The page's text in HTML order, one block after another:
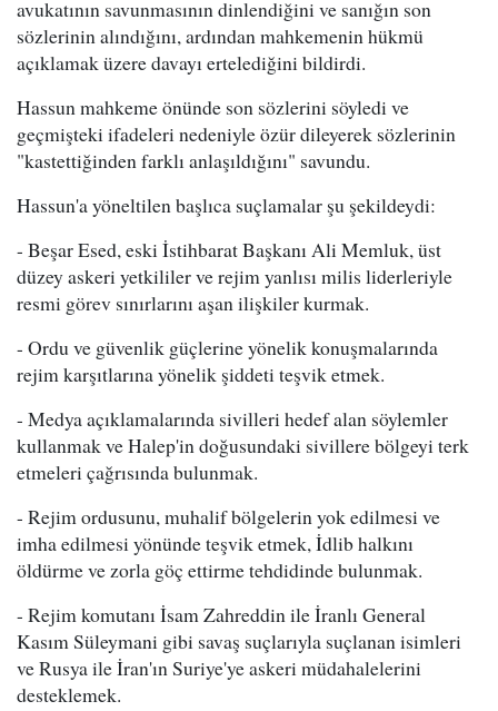
avukatının savunmasının dinlendiğini ve sanığın son
sözlerinin alındığını, ardından mahkemenin hükmü
açıklamak üzere davayı ertelediğini bildirdi.
Hassun mahkeme önünde son sözlerini söyledi ve
geçmişteki ifadeleri nedeniyle özür dileyerek sözlerinin
"kastettiğinden farklı anlaşıldığını" savundu.
Hassun'a yöneltilen başlıca suçlamalar şu şekildeydi:
- Beşar Esed, eski İstihbarat Başkanı Ali Memluk, üst
düzey askeri yetkililer ve rejim yanlısı milis liderleriyle
resmi görev sınırlarını aşan ilişkiler kurmak.
- Ordu ve güvenlik güçlerine yönelik konuşmalarında
rejim karşıtlarına yönelik şiddeti teşvik etmek.
- Medya açıklamalarında sivilleri hedef alan söylemler
kullanmak ve Halep'in doğusundaki sivillere bölgeyi terk
etmeleri çağrısında bulunmak.
- Rejim ordusunu, muhalif bölgelerin yok edilmesi ve
imha edilmesi yönünde teşvik etmek, İdlib halkını
öldürme ve zorla göç ettirme tehdidinde bulunmak.
- Rejim komutanı İsam Zahreddin ile İranlı General
Kasım Süleymani gibi savaş suçlarıyla suçlanan isimleri
ve Rusya ile İran'ın Suriye'ye askeri müdahalelerini
desteklemek.